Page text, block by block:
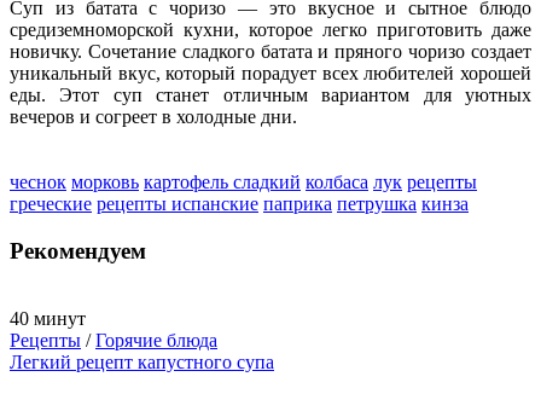
Суп из батата с чоризо — это вкусное и сытное блюдо
средиземноморской кухни, которое легко приготовить даже
новичку. Сочетание сладкого батата и пряного чоризо создает
уникальный вкус, который порадует всех любителей хорошей
еды. Этот суп станет отличным вариантом для уютных
вечеров и согреет в холодные дни.
чеснок морковь картофель сладкий колбаса лук рецепты
греческие рецепты испанские паприка петрушка кинза
Рекомендуем
40 минут
Рецепты /Горячие блюда
Легкий рецепт капустного супа